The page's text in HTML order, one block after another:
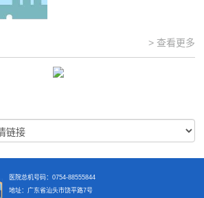
> 查看更多
医院总机号码：0754-88555844
地址：广东省汕头市饶平路7号